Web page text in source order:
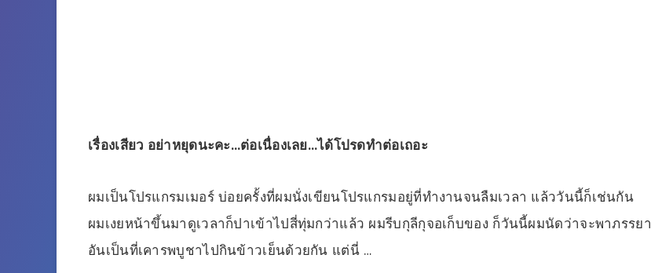
เรื่องเสียว อย่าหยุดนะคะ…ต่อเนื่องเลย…ได้โปรดทำต่อเถอะ
ผมเป็นโปรแกรมเมอร์ บ่อยครั้งที่ผมนั่งเขียนโปรแกรมอยู่ที่ทำงานจนลืมเวลา แล้ววันนี้ก็เช่นกัน
ผมเงยหน้าขึ้นมาดูเวลาก็ปาเข้าไปสี่ทุ่มกว่าแล้ว ผมรีบกุลีกุจอเก็บของ ก็วันนี้ผมนัดว่าจะพาภรรยา
อันเป็นที่เคารพบูชาไปกินข้าวเย็นด้วยกัน แต่นี่ …